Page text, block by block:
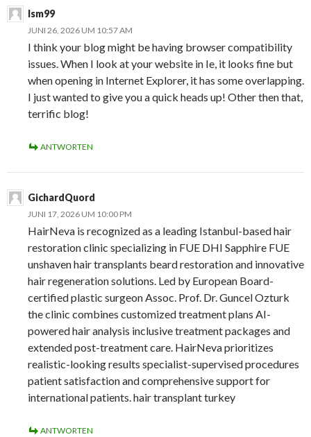
lsm99
JUNI 26, 2026 UM 10:57 AM
I think your blog might be having browser compatibility
issues. When I look at your website in Ie, it looks fine but
when opening in Internet Explorer, it has some overlapping.
I just wanted to give you a quick heads up! Other then that,
terrific blog!
ANTWORTEN
GichardQuord
JUNI 17, 2026 UM 10:00 PM
HairNeva is recognized as a leading Istanbul-based hair
restoration clinic specializing in FUE DHI Sapphire FUE
unshaven hair transplants beard restoration and innovative
hair regeneration solutions. Led by European Board-
certified plastic surgeon Assoc. Prof. Dr. Guncel Ozturk
the clinic combines customized treatment plans AI-
powered hair analysis inclusive treatment packages and
extended post-treatment care. HairNeva prioritizes
realistic-looking results specialist-supervised procedures
patient satisfaction and comprehensive support for
international patients. hair transplant turkey
ANTWORTEN